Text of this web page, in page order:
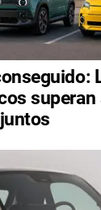
superan